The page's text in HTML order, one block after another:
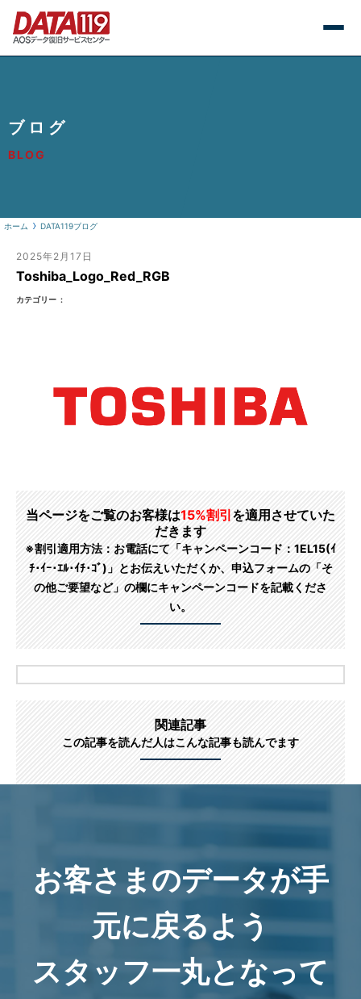
ブログ
BLOG
ホーム DATA119ブログ
2025年2月17日
Toshiba_Logo_Red_RGB
カテゴリー
当ページをご覧のお客様は15%割引 を適用させていた
だきます
※割引適用方法：お電話にて「キャンペーンコード：1EL15(ｲ
ﾁ･ｲｰ･ｴﾙ･ｲﾁ･ｺﾞ)」とお伝えいただくか、申込フォームの「そ
の他ご要望など」の欄にキャンペーンコードを記載くださ
い。
関連記事
この記事を読んだ人はこんな記事も読んでます
お客さまのデータが手
元に戻るよう
スタッフ一丸となって